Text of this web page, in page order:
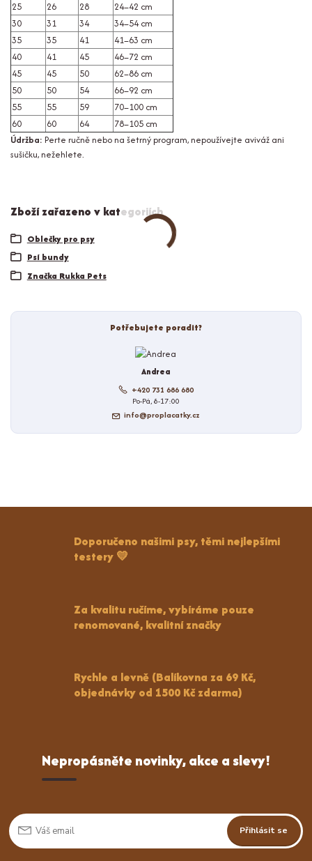
25 26 28
24–42 cm
30
31 34
34–54 cm
35
35 41
41–63 cm
40
41 45
46–72 cm
45
45 50
62–86 cm
50
50 54
66–92 cm
55
55 59
70–100 cm
60
60 64
78–105 cm
Údržba: Perte ručně nebo na šetrný program, nepoužívejte aviváž ani
sušičku, nežehlete.
Zboží zařazeno v kategoriích
Oblečky pro psy
Psí bundy
Značka Rukka Pets
Potřebujete poradit?
Andrea
+420 731 686 680
Po-Pá, 8-17:00
info@proplacatky.cz
Doporučeno našimi psy, těmi nejlepšími
testery 💛
Za kvalitu ručíme, vybíráme pouze
renomované, kvalitní značky
Rychle a levně (Balíkovna za 69 Kč,
objednávky od 1500 Kč zdarma)
Nepropásněte novinky, akce a slevy!
Přihlásit se